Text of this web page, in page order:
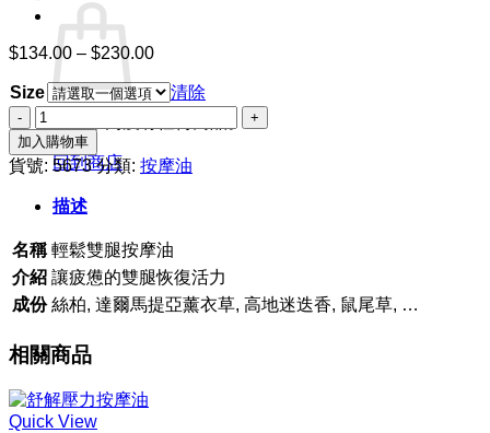
購物車內沒有任何商品。
回到商店
$134.00 – $230.00價
範
到
Size
清除
輕
鬆
雙
按
油
數
量
加入購物車
貨號: 5673 分類: 按摩油
描述
名稱 輕鬆雙腿按摩油
介紹 讓疲憊的雙腿恢復活力
成份 絲柏, 達爾馬提亞薰衣草, 高地迷迭香, 鼠尾草, …
相關商品
Quick View